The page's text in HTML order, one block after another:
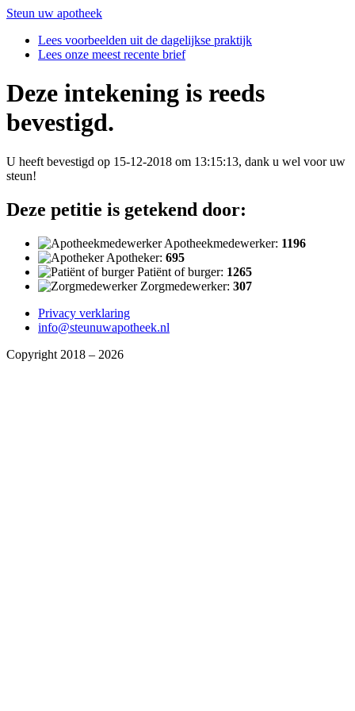
Steun uw apotheek
Lees voorbeelden uit de dagelijkse praktijk
Lees onze meest recente brief
Deze intekening is reeds
bevestigd.
U heeft bevestigd op 15-12-2018 om 13:15:13, dank u wel voor uw
steun!
Deze petitie is getekend door:
Apotheekmedewerker: 1196
Apotheker: 695
Patiënt of burger: 1265
Zorgmedewerker: 307
Privacy verklaring
info@steunuwapotheek.nl
Copyright 2018 – 2026